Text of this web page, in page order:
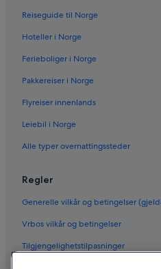
Reiseguide til Norge
Hoteller i Norge
Ferieboliger i Norge
Pakkereiser i Norge
Flyreiser innenlands
Leiebil i Norge
Alle typer overnattingssteder
Regler
Generelle vilkår og betingelser
Vrbos vilkår og betingelser
Tilgjengelighetstilpasninger